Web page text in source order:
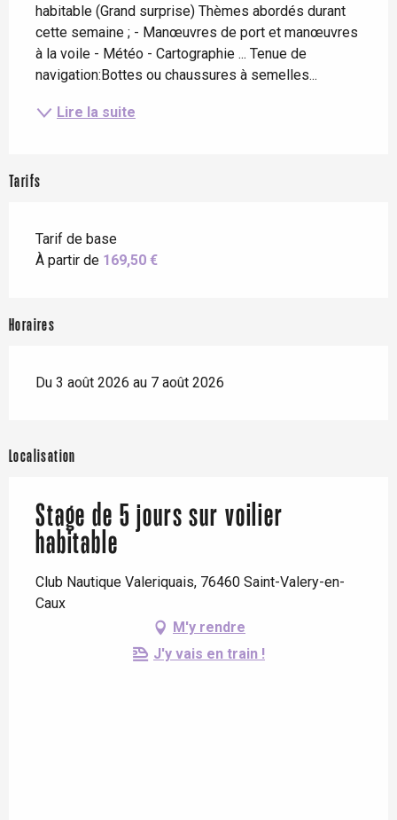
habitable (Grand surprise) Thèmes abordés durant
cette semaine ; - Manœuvres de port et manœuvres
à la voile - Météo - Cartographie ... Tenue de
navigation:Bottes ou chaussures à semelles...
Lire la suite
Tarifs
Tarif de base
À partir de 169,50 €
Horaires
Du 3 août 2026 au 7 août 2026
Localisation
Stage de 5 jours sur voilier
habitable
Club Nautique Valeriquais, 76460 Saint-Valery-en-
Caux
M'y rendre
J'y vais en train !